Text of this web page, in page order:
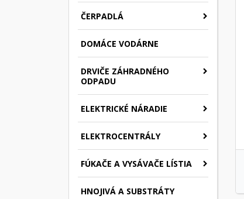
ČERPADLÁ
DOMÁCE VODÁRNE
DRVIČE ZÁHRADNÉHO
ODPADU
ELEKTRICKÉ NÁRADIE
ELEKTROCENTRÁLY
FÚKAČE A VYSÁVAČE LÍSTIA
HNOJIVÁ A SUBSTRÁTY